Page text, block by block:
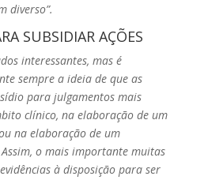
diverso”.
SUBSIDIAR AÇÕES
interessantes, mas é
sempre a ideia de que as
para julgamentos mais
clínico, na elaboração de um
na elaboração de um
o mais importante muitas
à disposição para ser